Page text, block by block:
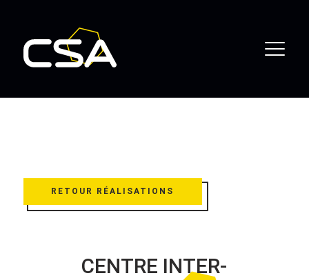
RETOUR RÉALISATIONS
CENTRE INTER-